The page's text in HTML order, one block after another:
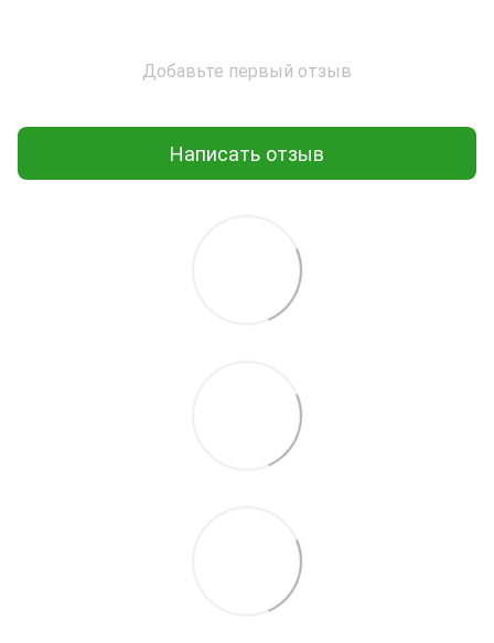
Добавьте первый отзыв
Написать отзыв